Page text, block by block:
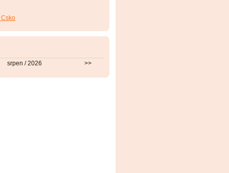
srpen / 2026 >>